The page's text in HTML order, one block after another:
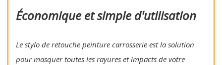
Économique et simple d'utilisation
Le stylo de retouche peinture carrosserie est la solution
pour masquer toutes les rayures et impacts de votre